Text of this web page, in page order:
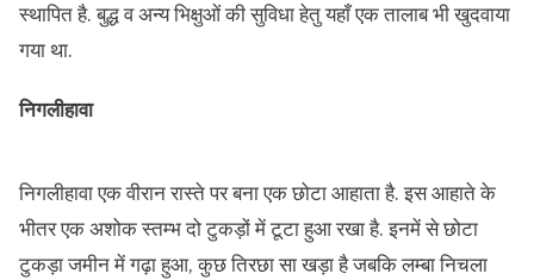
स्थापित है. बुद्ध व अन्य भिक्षुओं की सुविधा हेतु यहाँ एक तालाब भी खुदवाया
गया था.
निगलीहावा
निगलीहावा एक वीरान रास्ते पर बना एक छोटा आहाता है. इस आहाते के
भीतर एक अशोक स्तम्भ दो टुकड़ों में टूटा हुआ रखा है. इनमें से छोटा
टुकड़ा जमीन में गढ़ा हुआ, कुछ तिरछा सा खड़ा है जबकि लम्बा निचला